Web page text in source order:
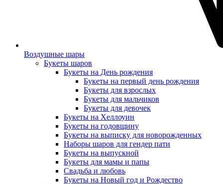
Воздушные шары
Букеты шаров
Букеты на День рождения
Букеты на первый день рождения
Букеты для взрослых
Букеты для мальчиков
Букеты для девочек
Букеты на Хеллоуин
Букеты на годовщину
Букеты на выписку для новорожденных
Наборы шаров для гендер пати
Букеты на выпускной
Букеты для мамы и папы
Свадьба и любовь
Букеты на Новый год и Рождество